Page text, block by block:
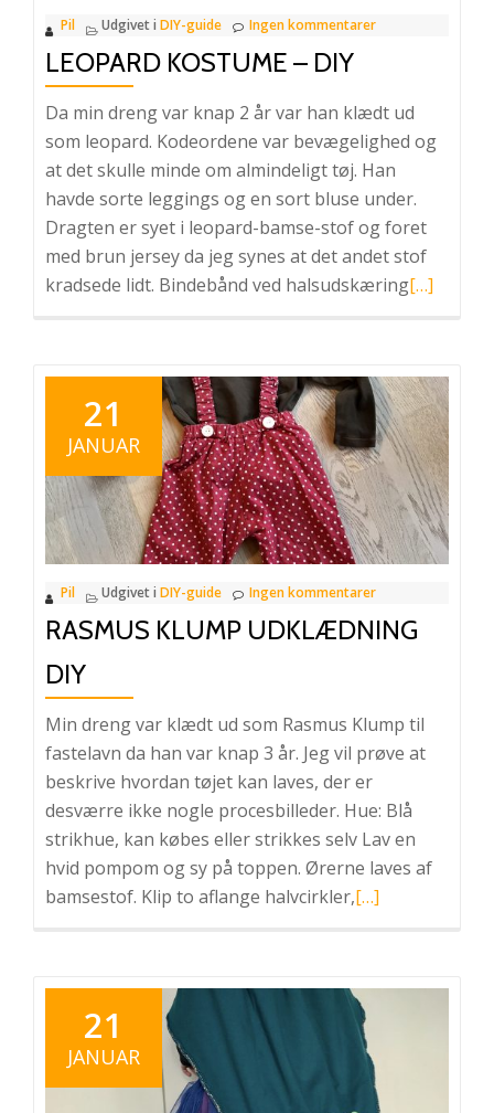
Pil Udgivet i DIY-guide Ingen kommentarer
LEOPARD KOSTUME – DIY
Da min dreng var knap 2 år var han klædt ud
som leopard. Kodeordene var bevægelighed og
at det skulle minde om almindeligt tøj. Han
havde sorte leggings og en sort bluse under.
Dragten er syet i leopard-bamse-stof og foret
med brun jersey da jeg synes at det andet stof
kradsede lidt. Bindebånd ved halsudskæringLæs
–
DIY
[…]
21
JANUAR
Pil Udgivet i DIY-guide Ingen kommentarer
RASMUS KLUMP UDKLÆDNING
DIY
Min dreng var klædt ud som Rasmus Klump til
fastelavn da han var knap 3 år. Jeg vil prøve at
beskrive hvordan tøjet kan laves, der er
desværre ikke nogle procesbilleder. Hue: Blå
strikhue, kan købes eller strikkes selv Lav en
hvid pompom og sy på toppen. Ørerne laves af
bamsestof. Klip to aflange halvcirkler,Læs
udklædning
DIY
[…]
21
JANUAR